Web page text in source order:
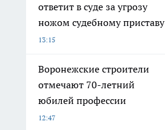
ответит в суде за угрозу
ножом судебному приставу
13:15
Воронежские строители
отмечают 70-летний
юбилей профессии
12:47